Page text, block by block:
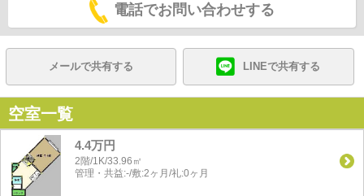
電話でお問い合わせする
メールで共有する LINEで共有する
空室一覧
4.4万円
2階/1K/33.96㎡
管理・共益:-/敷:2ヶ月/礼:0ヶ月